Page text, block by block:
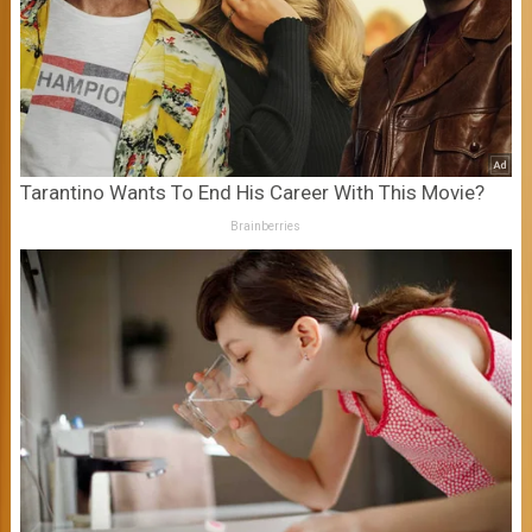
Tarantino Wants To End His Career With This Movie?
Brainberries